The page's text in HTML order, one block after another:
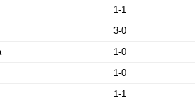
1-1
3-0
1-0
1-0
1-1